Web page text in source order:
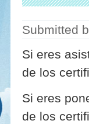
Submitted
Si eres
de los
Si eres
de los